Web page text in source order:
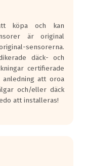
köpa och kan
är original
sensorerna.
däck- och
certifierade
att oroa
och/eller däck
att installeras!